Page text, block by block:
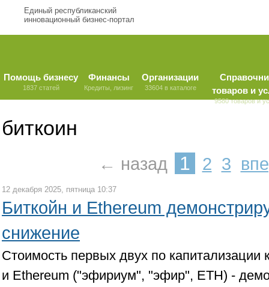
Единый республиканский
инновационный бизнес-портал
Помощь бизнесу
1837 статей
Финансы
Кредиты, лизинг
Организации
33604 в каталоге
товаров и
9580 товаров и
биткоин
← назад 1 2 3
12 декабря 2025, пятница 10:37
Биткойн и Ethereum
снижение
Стоимость первых двух по капитализации
и Ethereum ("эфириум", "эфир", ETH) -